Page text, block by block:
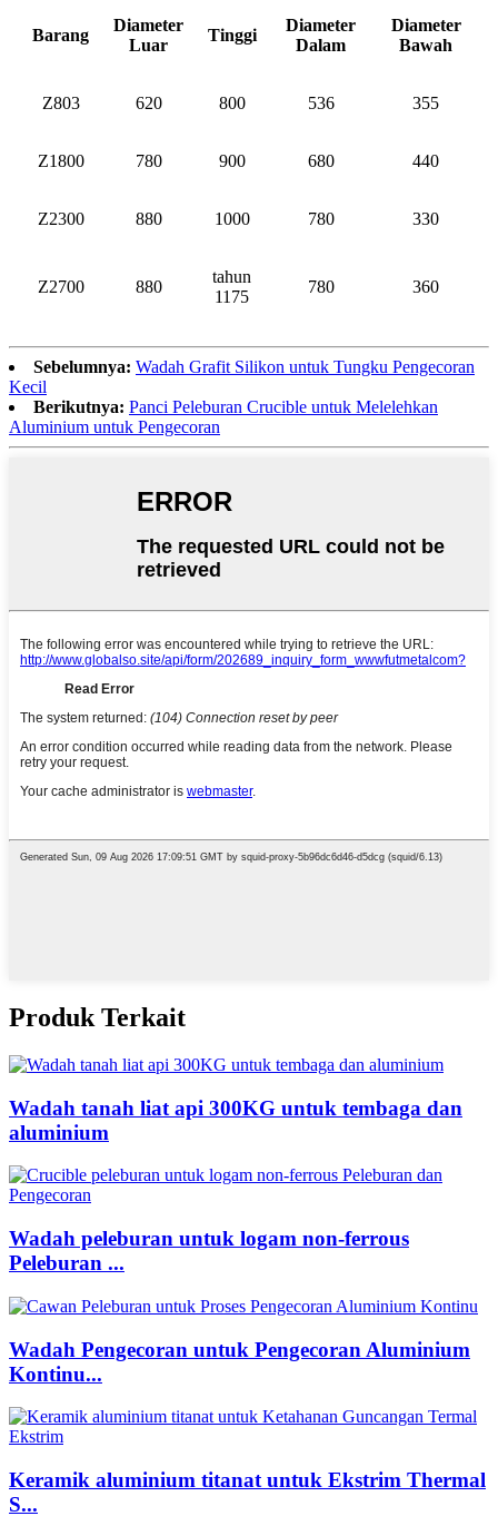
Barang
Diameter
Luar
Tinggi
Diameter
Dalam
Diameter
Bawah
Z803 620 800 536 355
Z1800 780 900 680 440
Z2300 880 1000 780 330
Z2700 880
tahun
1175
780 360
Sebelumnya: Wadah Grafit Silikon untuk Tungku Pengecoran
Kecil
Berikutnya: Panci Peleburan Crucible untuk Melelehkan
Aluminium untuk Pengecoran
Produk Terkait
Wadah tanah liat api 300KG untuk tembaga dan
aluminium
Wadah peleburan untuk logam non-ferrous
Peleburan ...
Wadah Pengecoran untuk Pengecoran Aluminium
Kontinu...
Keramik aluminium titanat untuk Ekstrim Thermal
S...